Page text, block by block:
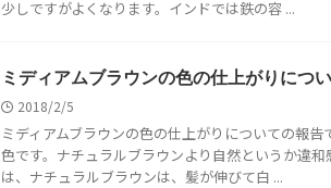
少しですがよくなります。インドでは鉄の容 ...
ミディアムブラウンの色の仕上がりにつ
2018/2/5
ミディアムブラウンの色の仕上がりについての報
色です。ナチュラルブラウンより自然というか違
は、ナチュラルブラウンは、髪が伸びて白 ...